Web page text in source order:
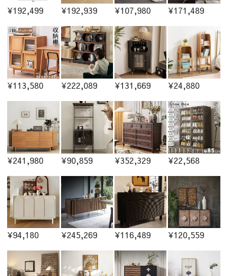
¥192,499 ¥192,939 ¥107,980 ¥171,489
¥113,580 ¥222,089 ¥131,669 ¥24,880
¥241,980 ¥90,859 ¥352,329 ¥22,568
¥94,180 ¥245,269 ¥116,489 ¥120,559